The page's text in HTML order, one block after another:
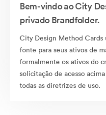
Bem-vindo ao City
privado Brandfolder.
City Design Method Cards
fonte para seus ativos de
formalmente os ativos do
solicitação de acesso
todas as diretrizes de uso.